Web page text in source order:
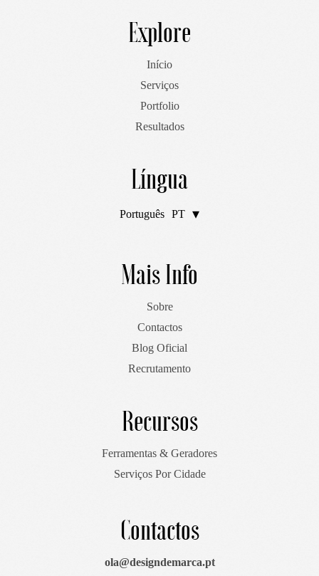
Explore
Início
Serviços
Portfolio
Resultados
Língua
Português PT
English EN
Mais Info
Sobre
Contactos
Blog Oficial
Recrutamento
Recursos
Ferramentas & Geradores
Serviços Por Cidade
Contactos
ola@designdemarca.pt